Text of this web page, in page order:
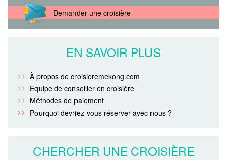
Demander une croisière
EN SAVOIR PLUS
À propos de croisieremekong.com
Equipe de conseiller en croisière
Méthodes de paiement
Pourquoi devriez-vous réserver avec nous ?
CHERCHER UNE CROISIÈRE